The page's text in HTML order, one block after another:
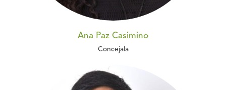
Ana Paz Casimino
Concejala